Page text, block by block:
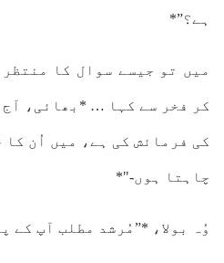
ہے؟”*
میں تو جیسے سوال کا
کر فخر سے کہا … *بھائی،
کی فرمائش کی ہے، میں اُن کا
چاہتا ہوں-"*
وُہ بولا، *”مُرشد مطلب آپ کے